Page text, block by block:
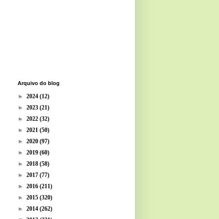
Arquivo do blog
► 2024 (12)
► 2023 (21)
► 2022 (32)
► 2021 (50)
► 2020 (97)
► 2019 (60)
► 2018 (58)
► 2017 (77)
► 2016 (211)
► 2015 (320)
► 2014 (262)